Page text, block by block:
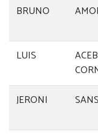
BRUNO
LUIS
JERONI